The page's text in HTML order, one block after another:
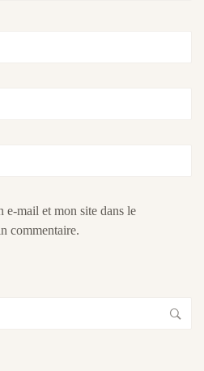
e-mail et mon site dans le
commentaire.